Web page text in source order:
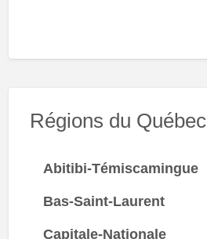
Régions du Québec
Abitibi-Témiscamingue
Bas-Saint-Laurent
Capitale-Nationale